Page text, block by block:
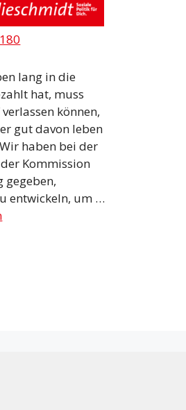
lang in die
hat, muss
können,
gut davon leben
haben bei der
Kommission
gegeben,
entwickeln, um …